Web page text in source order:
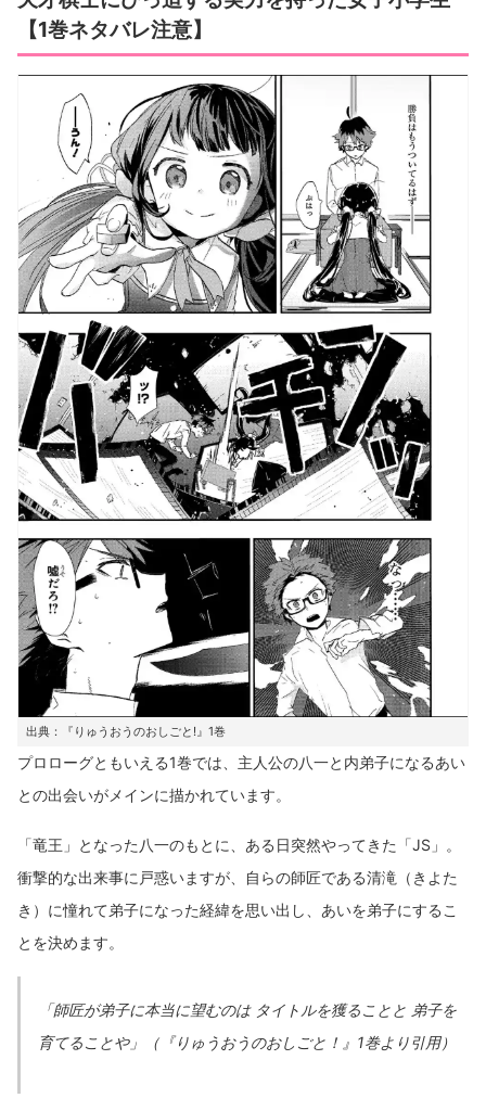
【1巻ネタバレ注意】
出典：『りゅうおうのおしごと!』1巻
プロローグともいえる1巻では、主人公の八一と内弟子になるあい
との出会いがメインに描かれています。
「竜王」となった八一のもとに、ある日突然やってきた「JS」。
衝撃的な出来事に戸惑いますが、自らの師匠である清滝（きよた
き）に憧れて弟子になった経緯を思い出し、あいを弟子にするこ
とを決めます。
「師匠が弟子に本当に望むのは タイトルを獲ることと 弟子を
育てることや」（『りゅうおうのおしごと！』1巻より引用）